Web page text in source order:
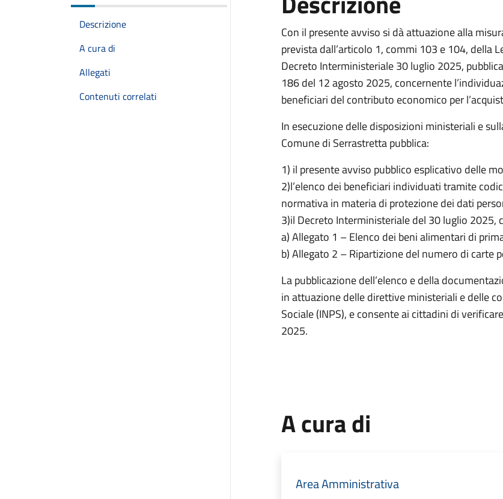
Descrizione
A cura di
Allegati
Contenuti correlati
Con il presente avviso si dà attuazione alla
prevista dall’articolo 1, commi 103 e 104, della
Decreto Interministeriale 30 luglio 2025,
186 del 12 agosto 2025, concernente
beneficiari del contributo economico per
In esecuzione delle disposizioni ministeriali e
Comune di Serrastretta pubblica:
1) il presente avviso pubblico esplicativo delle
2)l’elenco dei beneficiari individuati tramite
normativa in materia di protezione dei dati
3)il Decreto Interministeriale del 30 luglio
a) Allegato 1 – Elenco dei beni alimentari di
b) Allegato 2 – Ripartizione del numero di carte
La pubblicazione dell’elenco e della
in attuazione delle direttive ministeriali e delle
Sociale (INPS), e consente ai cittadini di
2025.
A cura di
Area Amministrativa